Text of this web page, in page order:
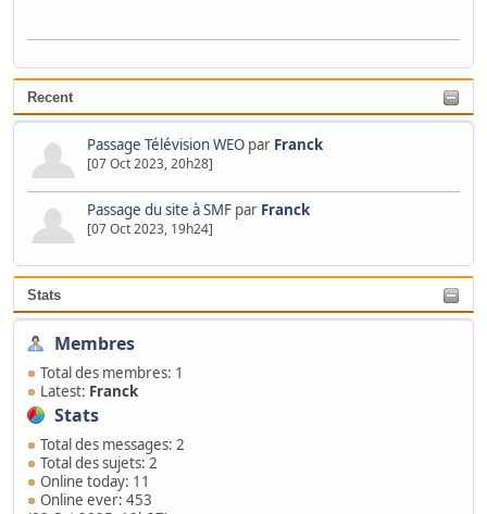
Recent
Passage Télévision WEO par Franck
[07 Oct 2023, 20h28]
Passage du site à SMF par Franck
[07 Oct 2023, 19h24]
Stats
Membres
Total des membres: 1
Latest: Franck
Stats
Total des messages: 2
Total des sujets: 2
Online today: 11
Online ever: 453